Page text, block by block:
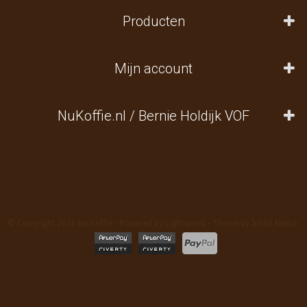
Producten
Mijn account
NuKoffie.nl / Bernie Holdijk VOF